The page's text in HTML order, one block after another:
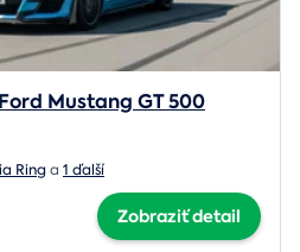
Mustang GT 500
Ringa 1 ďalší
Zobraziť detail